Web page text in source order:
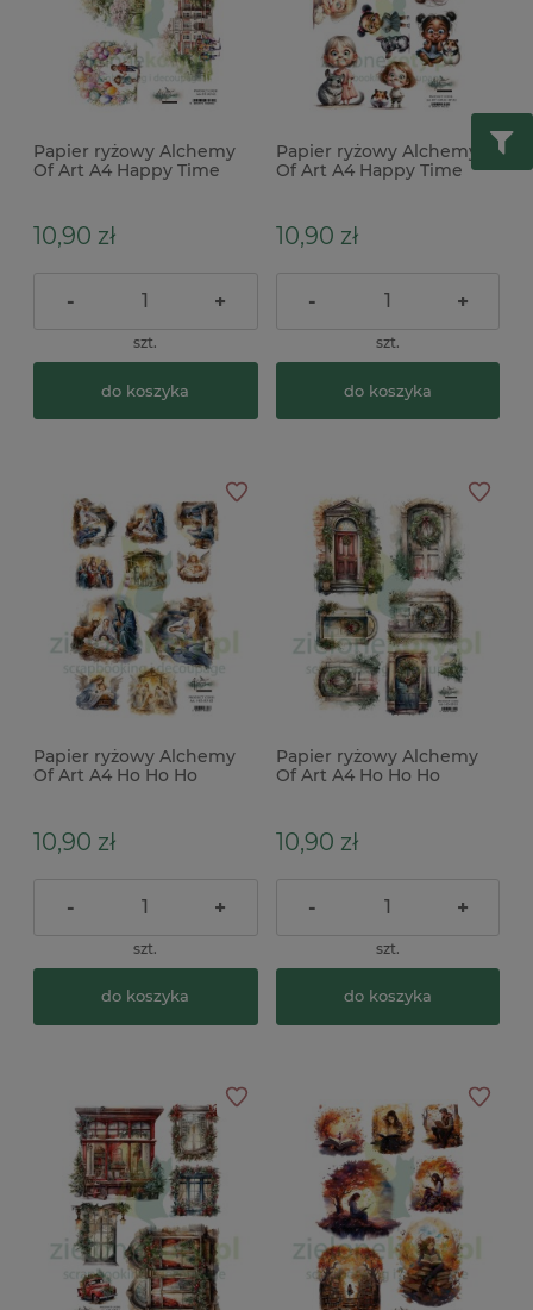
Papier ryżowy Alchemy
Of Art A4 Happy Time
10,90 zł
- +
szt.
do koszyka
Papier ryżowy Alchemy
Of Art A4 Happy Time
10,90 zł
- +
szt.
do koszyka
Papier ryżowy Alchemy
Of Art A4 Ho Ho Ho
10,90 zł
- +
szt.
do koszyka
Papier ryżowy Alchemy
Of Art A4 Ho Ho Ho
10,90 zł
- +
szt.
do koszyka